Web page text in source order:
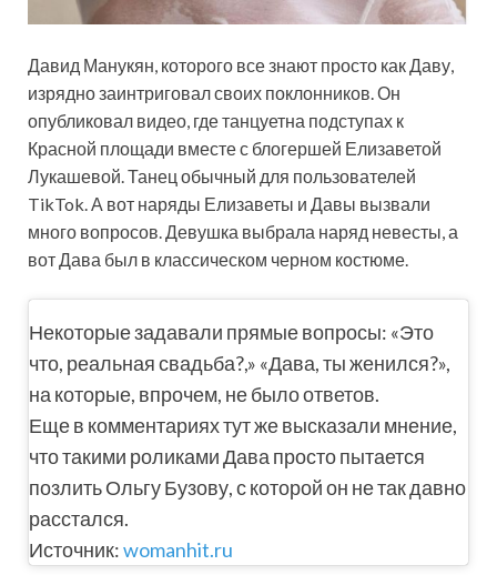
Давид Манукян, которого все знают просто как Даву,
изрядно заинтриговал своих поклонников. Он
опубликовал видео, где танцуетна подступах к
Красной площади вместе с блогершей Елизаветой
Лукашевой. Танец обычный для пользователей
TikTok. А вот наряды Елизаветы и Давы вызвали
много вопросов. Девушка выбрала наряд невесты, а
вот Дава был в классическом черном костюме.
Некоторые задавали прямые вопросы: «Это
что, реальная свадьба?,» «Дава, ты женился?»,
на которые, впрочем, не было ответов.
Еще в комментариях тут же высказали мнение,
что такими роликами Дава просто пытается
позлить Ольгу Бузову, с которой он не так давно
расстался.
Источник:womanhit.ru